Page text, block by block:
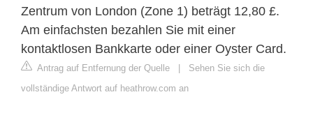
Zentrum von London (Zone 1) beträgt 12,80 £.
Am einfachsten bezahlen Sie mit einer
kontaktlosen Bankkarte oder einer Oyster Card.
Antrag auf Entfernung der Quelle | Sehen Sie sich die
vollständige Antwort auf heathrow.com an